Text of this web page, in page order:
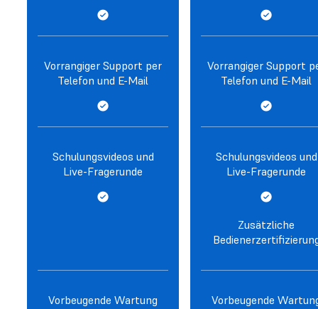
Vorrangiger Support per
Telefon und E-Mail
Schulungsvideos und
Live-Fragerunde
Vorbeugende Wartung
Vorrangiger Support
Telefon und E-Mail
Schulungsvideos und
Live-Fragerunde
Zusätzliche
Vorbeugende